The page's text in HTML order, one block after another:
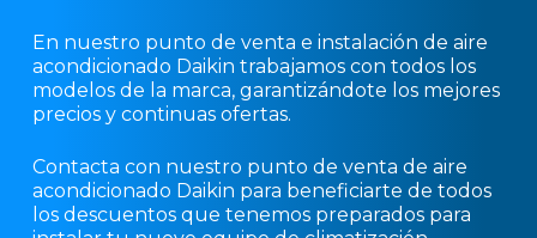
En nuestro punto de venta e instalación de aire
acondicionado Daikin trabajamos con todos los
modelos de la marca, garantizándote los mejores
precios y continuas ofertas.
Contacta con nuestro punto de venta de aire
acondicionado Daikin para beneficiarte de todos
los descuentos que tenemos preparados para